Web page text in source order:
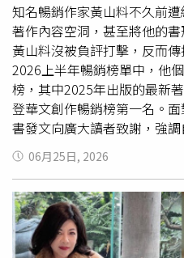
知名暢銷作家黃山料不久前
著作內容空洞，甚至將他的
黃山料沒被負評打擊，反而
2026上半年暢銷榜單中，他
榜，其中2025年出版的最新
登華文創作暢銷榜第一名。
書發文向廣大讀者致謝，強
故事繼續寫完。黃山料在臉
品書店2026上半年暢銷榜單
了奪冠的《擁有過就好》之
慢慢變好》以及2022年的作
分別獲得第三名與第七名的
這幾年有許多讀者陪伴著他
06月25日, 2026